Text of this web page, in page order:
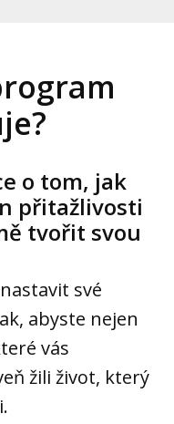
o tom, jak
přitažlivosti
tvořit svou
své
abyste nejen
vás
žili život, který